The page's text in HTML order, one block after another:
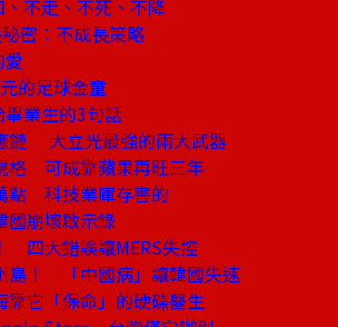
不走、不死、不降
密：不成長策略
愛
的足球金童
業生的3句話
鏈 大立光最強的兩大武器
格 可成靠蘋果再旺三年
點 科技業庫存害的
國崩壞啟示錄
四大錯誤讓MERS失控
島！ 「中國病」讓韓國失速
靠它「保命」的硬碟醫生